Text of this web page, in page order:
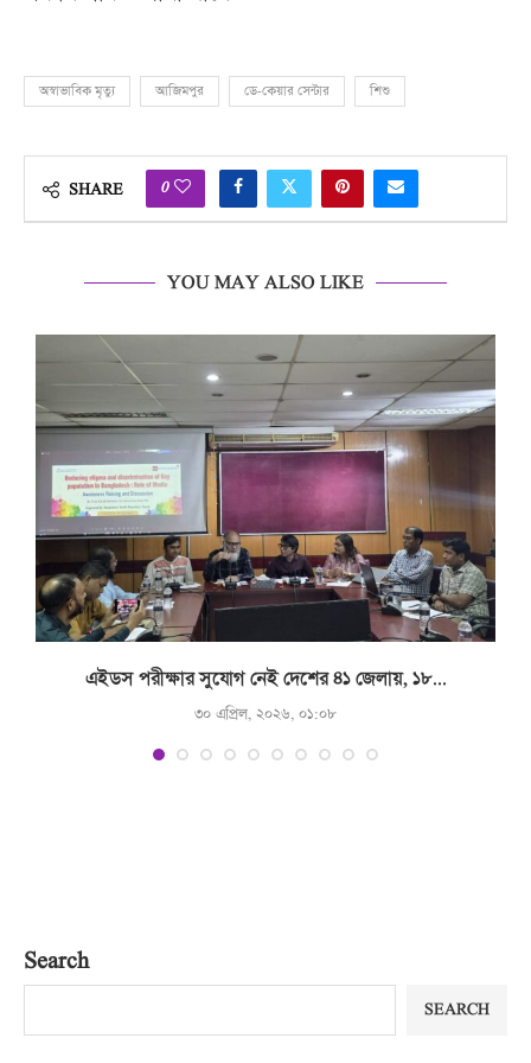
অস্বাভাবিক মৃত্যু আজিমপুর ডে-কেয়ার সেন্টার শিশু
SHARE 0
YOU MAY ALSO LIKE
এইডস পরীক্ষার সুযোগ নেই দেশের ৪১ জেলায়, ১৮...
৩০ এপ্রিল, ২০২৬, ০১:০৮
Search
SEARCH